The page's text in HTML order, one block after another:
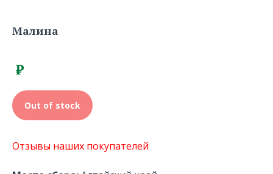
Малина
₽
Out of stock
Отзывы наших покупателей